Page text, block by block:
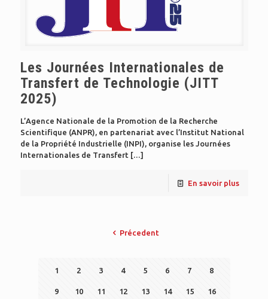
Les Journées Internationales de
Transfert de Technologie (JITT
2025)
L’Agence Nationale de la Promotion de la Recherche
Scientifique (ANPR), en partenariat avec l’Institut National
de la Propriété Industrielle (INPI), organise les Journées
Internationales de Transfert […]
En savoir plus
Précedent
1 2 3 4 5 6 7 8
9 10 11 12 13 14 15 16